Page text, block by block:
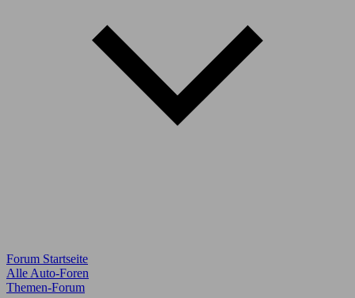
Forum Startseite
Alle Auto-Foren
Themen-Forum